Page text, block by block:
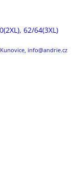
62/64(3XL)
info@andrie.cz